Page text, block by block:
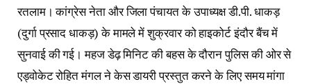
रतलाम। कांग्रेस नेता और जिला पंचायत के उपाध्यक्ष डी.पी. धाकड़
(दुर्गा प्रसाद धाकड़) के मामले में शुक्रवार को हाइकोर्ट इंदौर बैंच में
सुनवाई की गई। महज डेढ़ मिनिट की बहस के दौरान पुलिस की ओर से
एड्वोकेट रोहित मंगल ने केस डायरी प्रस्तुत करने के लिए समय मांगा